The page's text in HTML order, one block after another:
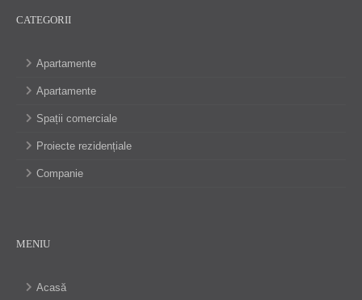
CATEGORII
Apartamente
Apartamente
Spații comerciale
Proiecte rezidențiale
Companie
MENIU
Acasă